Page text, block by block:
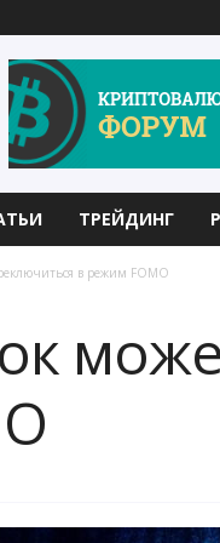
ТРЕЙДИНГ
в режим FOMO